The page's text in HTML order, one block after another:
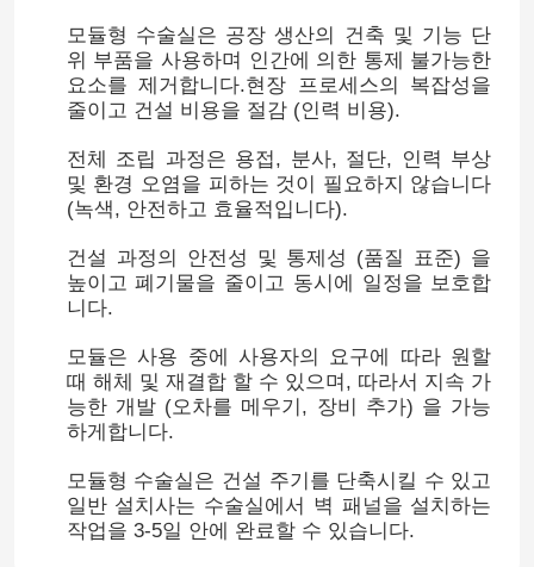
모듈형 수술실은 공장 생산의 건축 및 기능 단
위 부품을 사용하며 인간에 의한 통제 불가능한
요소를 제거합니다.현장 프로세스의 복잡성을
줄이고 건설 비용을 절감 (인력 비용).
전체 조립 과정은 용접, 분사, 절단, 인력 부상
및 환경 오염을 피하는 것이 필요하지 않습니다
(녹색, 안전하고 효율적입니다).
건설 과정의 안전성 및 통제성 (품질 표준) 을
높이고 폐기물을 줄이고 동시에 일정을 보호합
니다.
모듈은 사용 중에 사용자의 요구에 따라 원할
때 해체 및 재결합 할 수 있으며, 따라서 지속 가
능한 개발 (오차를 메우기, 장비 추가) 을 가능
하게합니다.
모듈형 수술실은 건설 주기를 단축시킬 수 있고
일반 설치사는 수술실에서 벽 패널을 설치하는
작업을 3-5일 안에 완료할 수 있습니다.